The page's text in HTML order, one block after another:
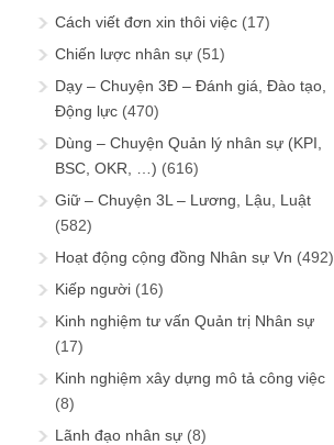
Cách viết đơn xin thôi việc (17)
Chiến lược nhân sự (51)
Dạy – Chuyện 3Đ – Đánh giá, Đào tạo,
Động lực (470)
Dùng – Chuyện Quản lý nhân sự (KPI,
BSC, OKR, …) (616)
Giữ – Chuyện 3L – Lương, Lậu, Luật
(582)
Hoạt động cộng đồng Nhân sự Vn (492)
Kiếp người (16)
Kinh nghiệm tư vấn Quản trị Nhân sự
(17)
Kinh nghiệm xây dựng mô tả công việc
(8)
Lãnh đạo nhân sự (8)